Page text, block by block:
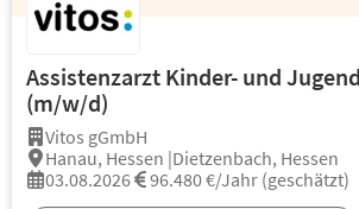
Assistenzarzt Kinder- und
(m/w/d)
Vitos gGmbH
Hanau, Hessen |Dietzenbach, Hessen
03.08.2026
96.480 €/Jahr (geschätzt)